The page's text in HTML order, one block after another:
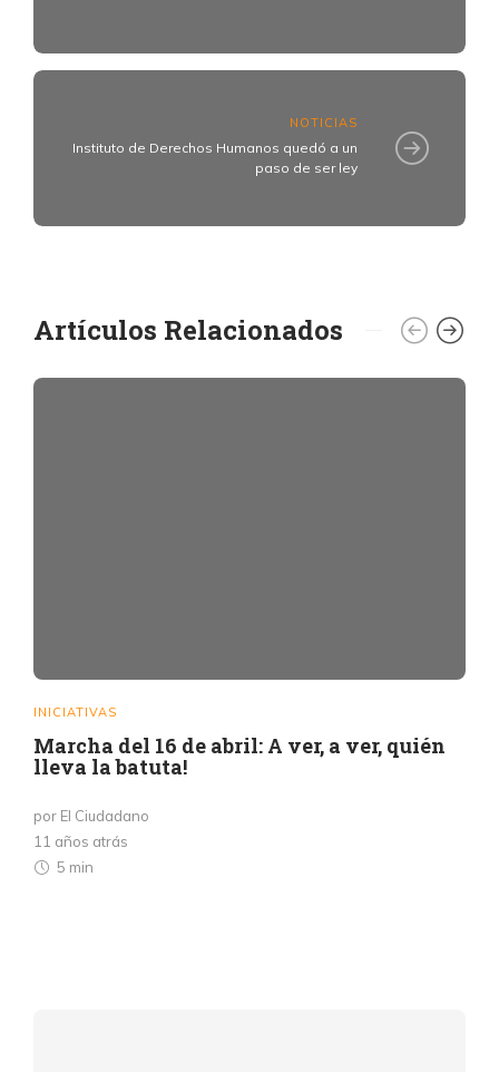
NOTICIAS
Instituto de Derechos Humanos quedó a un
paso de ser ley
Artículos Relacionados
INICIATIVAS
Marcha del 16 de abril: A ver, a ver, quién
lleva la batuta!
por El Ciudadano
11 años atrás
5 min